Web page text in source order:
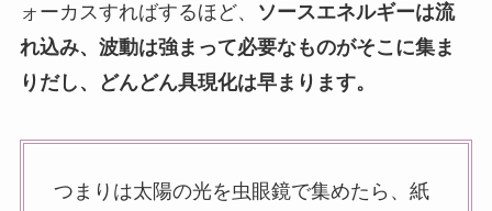
ォーカスすればするほど、
ソースエネルギーは流
れ込み、波動は強まって必要なものがそこに集ま
りだし、どんどん具現化は早まります。
つまりは太陽の光を虫眼鏡で集めたら、紙